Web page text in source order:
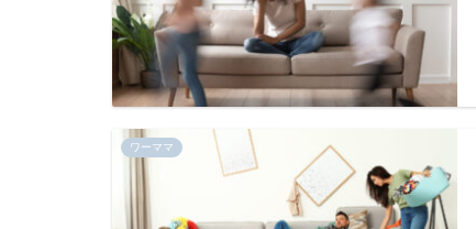
ワーママ